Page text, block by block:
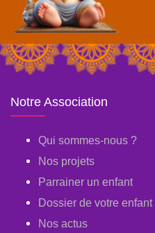
Notre Association
Qui sommes-nous ?
Nos projets
Parrainer un enfant
Dossier de votre enfant
Nos actus